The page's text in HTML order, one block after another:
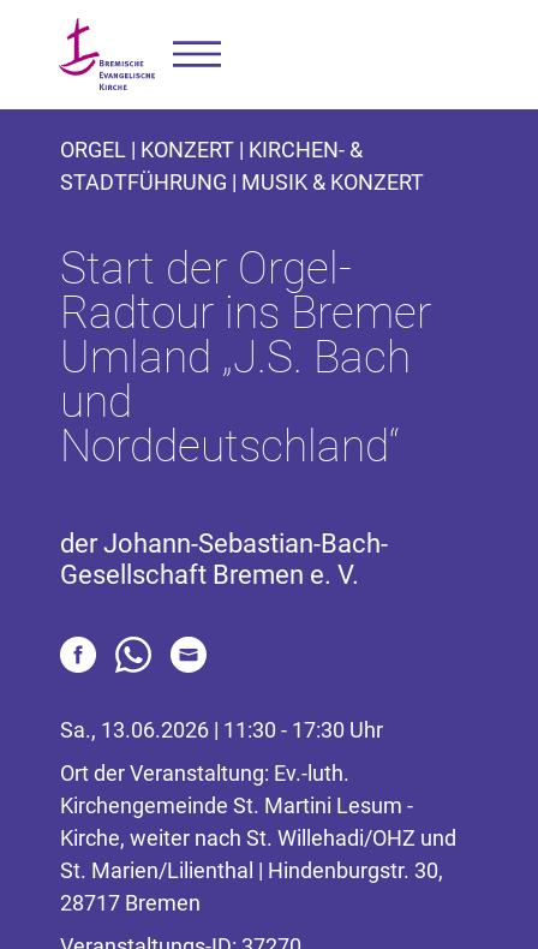
ORGEL | KONZERT | KIRCHEN- &
STADTFÜHRUNG | MUSIK & KONZERT
Start der Orgel-
Radtour ins Bremer
Umland „J.S. Bach
und
Norddeutschland“
der Johann-Sebastian-Bach-
Gesellschaft Bremen e. V.
Sa., 13.06.2026 | 11:30 - 17:30 Uhr
Ort der Veranstaltung: Ev.-luth.
Kirchengemeinde St. Martini Lesum -
Kirche, weiter nach St. Willehadi/OHZ und
St. Marien/Lilienthal | Hindenburgstr. 30,
28717 Bremen